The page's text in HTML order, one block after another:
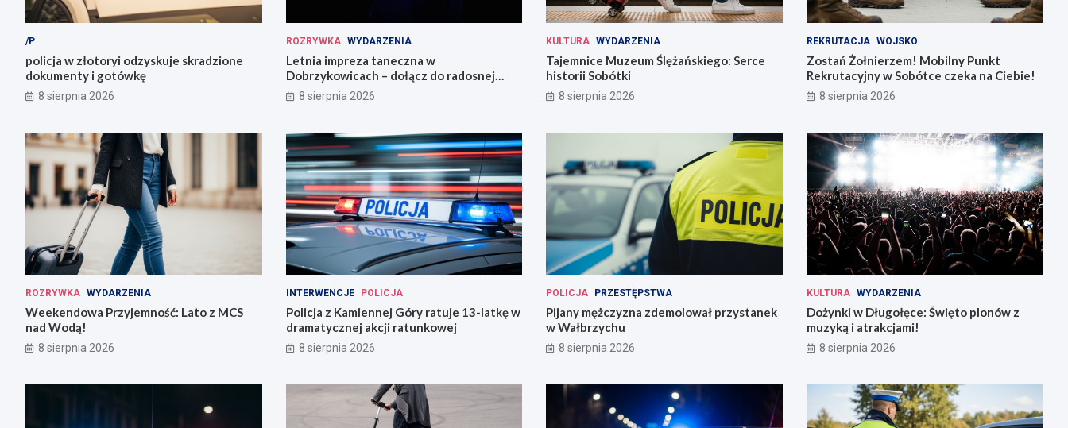
/P
policja w złotoryi odzyskuje skradzione
dokumenty i gotówkę
8 sierpnia 2026
ROZRYWKA WYDARZENIA
Letnia impreza taneczna w
Dobrzykowicach – dołącz do radosnej
fety!8 sierpnia 2026
KULTURA WYDARZENIA
Tajemnice Muzeum Ślężańskiego: Serce
historii Sobótki
8 sierpnia 2026
REKRUTACJA WOJSKO
Zostań Żołnierzem! Mobilny Punkt
Rekrutacyjny w Sobótce czeka na Ciebie!
8 sierpnia 2026
ROZRYWKA WYDARZENIA
Weekendowa Przyjemność: Lato z MCS
nad Wodą!
8 sierpnia 2026
INTERWENCJE POLICJA
Policja z Kamiennej Góry ratuje 13-latkę w
dramatycznej akcji ratunkowej
8 sierpnia 2026
POLICJA PRZESTĘPSTWA
Pijany mężczyzna zdemolował przystanek
w Wałbrzychu
8 sierpnia 2026
KULTURA WYDARZENIA
Dożynki w Długołęce: Święto plonów z
muzyką i atrakcjami!
8 sierpnia 2026